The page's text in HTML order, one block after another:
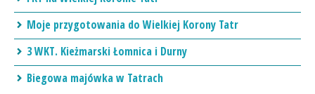
Moje przygotowania do Wielkiej Korony Tatr
3 WKT. Kieżmarski Łomnica i Durny
Biegowa majówka w Tatrach